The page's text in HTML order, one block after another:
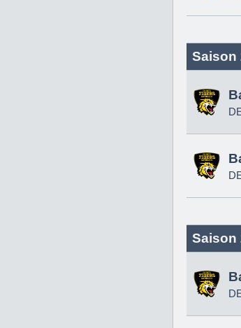
Saison
Saison